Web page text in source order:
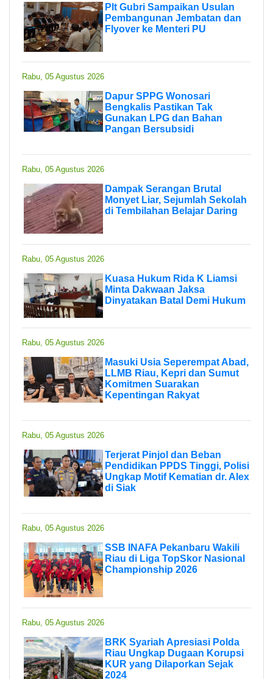
Plt Gubri Sampaikan Usulan
Pembangunan Jembatan dan
Flyover ke Menteri PU
Rabu, 05 Agustus 2026
Dapur SPPG Wonosari
Bengkalis Pastikan Tak
Gunakan LPG dan Bahan
Pangan Bersubsidi
Rabu, 05 Agustus 2026
Dampak Serangan Brutal
Monyet Liar, Sejumlah Sekolah
di Tembilahan Belajar Daring
Rabu, 05 Agustus 2026
Kuasa Hukum Rida K Liamsi
Minta Dakwaan Jaksa
Dinyatakan Batal Demi Hukum
Rabu, 05 Agustus 2026
Masuki Usia Seperempat Abad,
LLMB Riau, Kepri dan Sumut
Komitmen Suarakan
Kepentingan Rakyat
Rabu, 05 Agustus 2026
Terjerat Pinjol dan Beban
Pendidikan PPDS Tinggi, Polisi
Ungkap Motif Kematian dr. Alex
di Siak
Rabu, 05 Agustus 2026
SSB INAFA Pekanbaru Wakili
Riau di Liga TopSkor Nasional
Championship 2026
Rabu, 05 Agustus 2026
BRK Syariah Apresiasi Polda
Riau Ungkap Dugaan Korupsi
KUR yang Dilaporkan Sejak
2024